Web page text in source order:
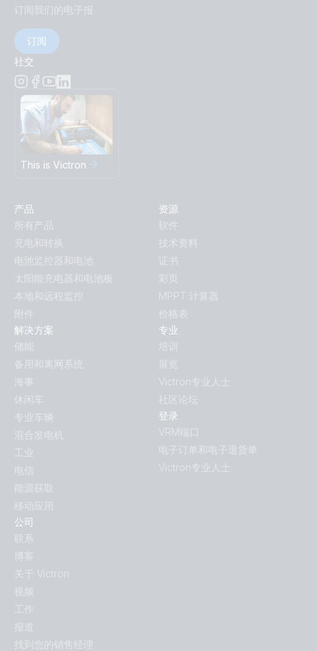
订阅我们的电子报
订阅
社交
This is Victron
产品
所有产品
充电和转换
电池监控器和电池
太阳能充电器和电池板
本地和远程监控
附件
解决方案
储能
备用和离网系统
海事
休闲车
专业车辆
混合发电机
工业
电信
能源获取
移动应用
公司
联系
博客
关于 Victron
视频
工作
报道
找到您的销售经理
资源
软件
技术资料
证书
彩页
MPPT 计算器
价格表
专业
培训
展览
Victron专业人士
社区论坛
登录
VRM端口
电子订单和电子退货单
Victron专业人士